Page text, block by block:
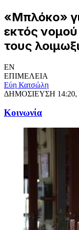
«Μπλόκο»
εκτός
τους
EN
ΕΠΙΜΕΛΕΙΑ
Εύη Κατσώλη
ΔΗΜΟΣΙΕΥΣΗ 14:20,
Κοινωνία